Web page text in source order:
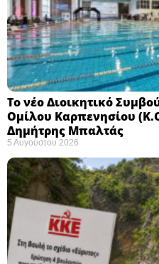
Το νέο Διοικητικό
Ομίλου Καρπενησίου
Δημήτρης Μπαλτάς
5 Αυγούστου 2026